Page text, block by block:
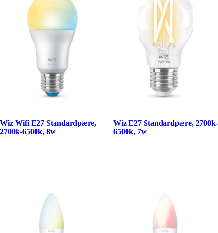
Wiz Wifi E27 Standardpære,
2700k-6500k, 8w
Wiz E27 Standardpære, 2700k-
6500k, 7w